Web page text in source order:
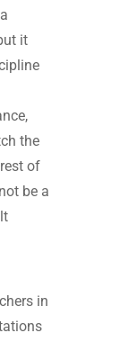
it
the
of
be a
in